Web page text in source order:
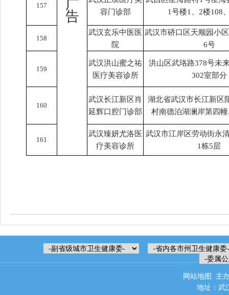
广
告
157
容门诊部
1号楼1、2楼108
158
武汉玄乐中医医
院
武汉市硚口区天顺园小
6号
159
武汉洪山蜜之祐
医疗美容诊所
洪山区武珞路378号未
302室部分
160
武汉长江新区肖
延辉口腔门诊部
湖北省武汉市长江新区
村南德泊湖澜岸第四
161
武汉臻妍尤洛医
疗美容诊所
武汉市江岸区劳动街永
1栋5层
网站地图
主
地址：武